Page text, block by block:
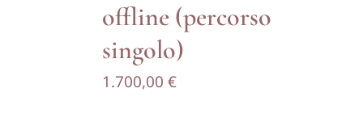
offline (percorso
singolo)
1.700,00 €